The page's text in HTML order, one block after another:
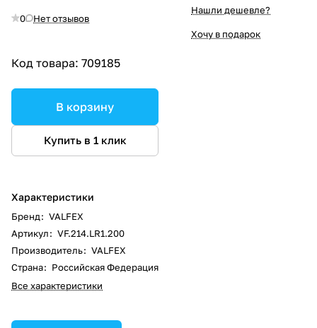
0 Нет отзывов
Код товара: 709185
В корзину
Купить в 1 клик
Характеристики
Бренд: VALFEX
Артикул: VF.214.LR1.200
Производитель: VALFEX
Страна: Российская Федерация
Все характеристики
Нашли дешевле?
Хочу в подарок